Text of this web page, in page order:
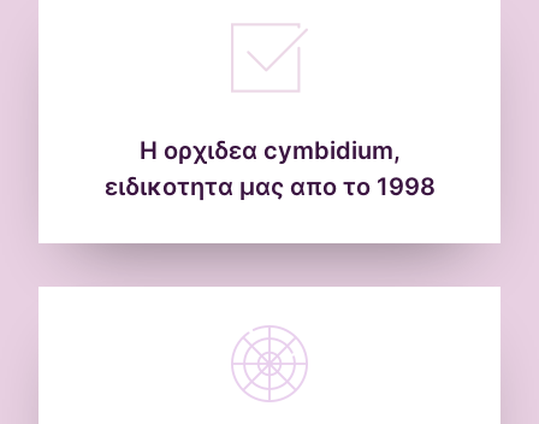
Η ορχιδεα cymbidium,
ειδικοτητα μας απο το 1998